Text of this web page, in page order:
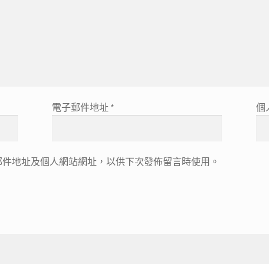
電子郵件地址 * 個
地址及個人網站網址，以供下次發佈留言時使用。